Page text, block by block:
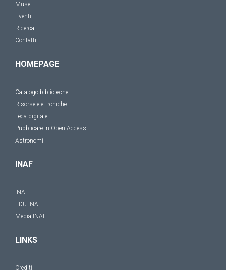
Musei
Eventi
Ricerca
Contatti
HOMEPAGE
Catalogo biblioteche
Risorse elettroniche
Teca digitale
Pubblicare in Open Access
Astronomi
INAF
INAF
EDU INAF
Media INAF
LINKS
Crediti